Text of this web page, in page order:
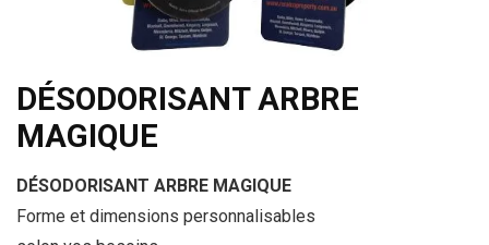
DÉSODORISANT ARBRE
MAGIQUE
DÉSODORISANT ARBRE MAGIQUE
Forme et dimensions personnalisables